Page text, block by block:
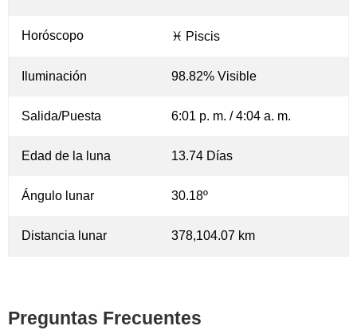
Horóscopo ♓ Piscis
Iluminación 98.82% Visible
Salida/Puesta 6:01 p. m. / 4:04 a. m.
Edad de la luna 13.74 Días
Ángulo lunar 30.18º
Distancia lunar 378,104.07 km
Preguntas Frecuentes